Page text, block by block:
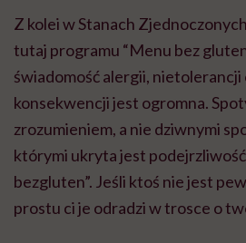
Z kolei w Stanach
tutaj programu “Menu bez
świadomość alergii, nietolerancji
konsekwencji jest ogromna.
zrozumieniem, a nie dziwnymi
którymi ukryta jest podejrzliwość
bezgluten”. Jeśli ktoś nie jest
prostu ci je odradzi w trosce o